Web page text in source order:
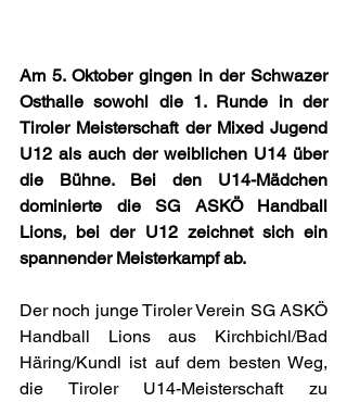
Am 5. Oktober gingen in der Schwazer
Osthalle sowohl die 1. Runde in der
Tiroler Meisterschaft der Mixed Jugend
U12 als auch der weiblichen U14 über
die Bühne. Bei den U14-Mädchen
dominierte die SG ASKÖ Handball
Lions, bei der U12 zeichnet sich ein
spannender Meisterkampf ab.
Der noch junge Tiroler Verein SG ASKÖ
Handball Lions aus Kirchbichl/Bad
Häring/Kundl ist auf dem besten Weg,
die Tiroler U14-Meisterschaft zu